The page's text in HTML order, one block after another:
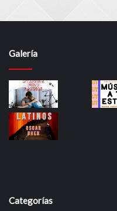
Galería
Categorías